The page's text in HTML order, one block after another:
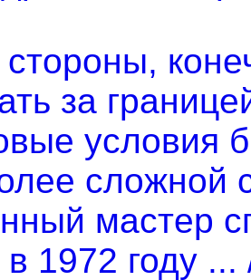
за
условия
сложной
мастер
в 1972 году